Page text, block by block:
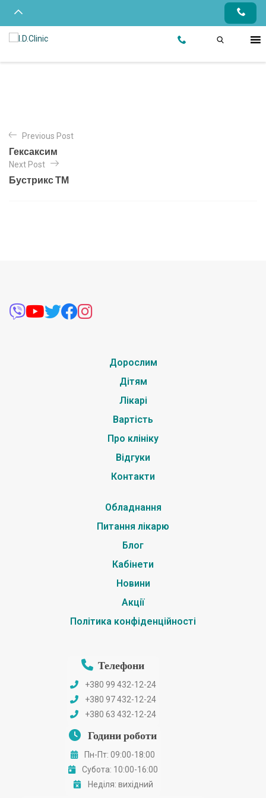
Previous Post
Гексаксим
Next Post
Бустрикс ТМ
Дорослим
Дітям
Лікарі
Вартість
Про клініку
Відгуки
Контакти
Обладнання
Питання лікарю
Блог
Кабінети
Новини
Акції
Політика конфіденційності
Телефони
+380 99 432-12-24
+380 97 432-12-24
+380 63 432-12-24
Години роботи
Пн-Пт: 09:00-18:00
Субота: 10:00-16:00
Неділя: вихідний